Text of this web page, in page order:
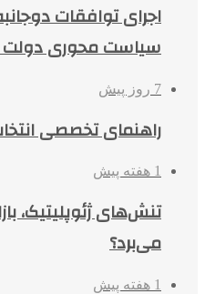
اجرای توافقات
سیاست محوری دولت
7 روز پیش
راهنمای تخصصی
1 هفته پیش
تنش‌های ژئوپلیتیک،
می‌برد؟
1 هفته پیش